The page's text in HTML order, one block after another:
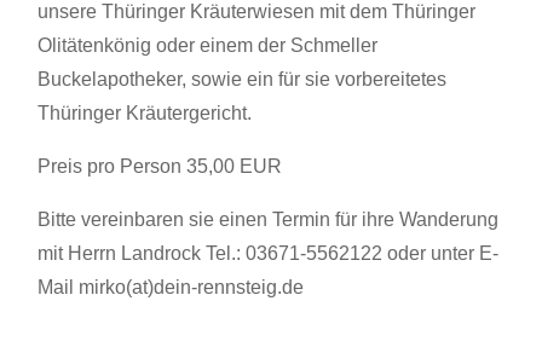
unsere Thüringer Kräuterwiesen mit dem Thüringer
Olitätenkönig oder einem der Schmeller
Buckelapotheker, sowie ein für sie vorbereitetes
Thüringer Kräutergericht.
Preis pro Person 35,00 EUR
Bitte vereinbaren sie einen Termin für ihre Wanderung
mit Herrn Landrock Tel.: 03671-5562122 oder unter E-
Mail mirko(at)dein-rennsteig.de